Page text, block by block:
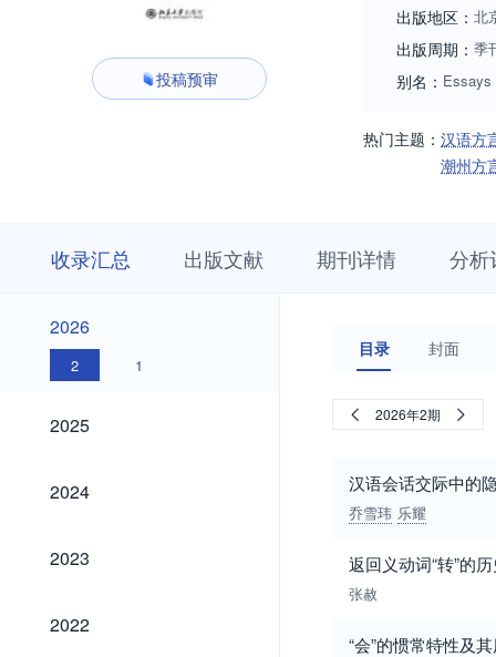
投稿预审
出版地区： 北
出版周期： 季
别名： Essays
热门主题： 汉语方
潮州方
收录汇总 出版文献 期刊详情 分析
2026
2026
2 1
2025
2025
2024
2024
2023
2023
2022
2022
目录 封面
2026年2期
汉语会话交际中的
乔雪玮 乐耀
返回义动词“转”的
张赦
“会”的惯常特性及